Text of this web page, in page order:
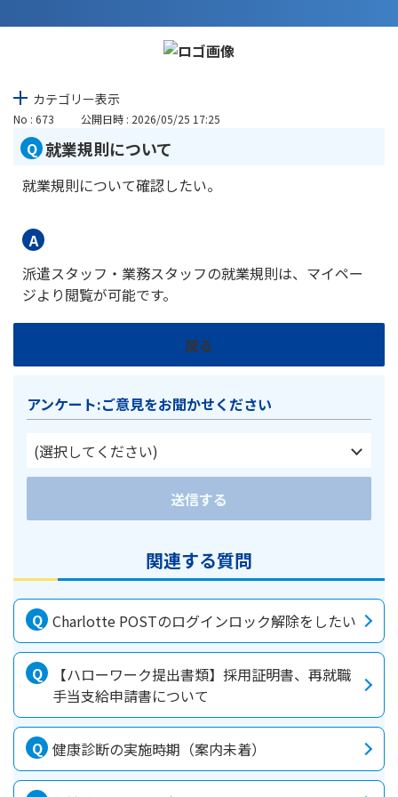
カテゴリー表示
No : 673 公開日時 : 2026/05/25 17:25
就業規則について
就業規則について確認したい。
派遣スタッフ・業務スタッフの就業規則は、マイペー
ジより閲覧が可能です。
戻る
アンケート:ご意見をお聞かせください
(選択してください)
送信する
関連する質問
Charlotte POSTのログインロック解除をしたい
【ハローワーク提出書類】採用証明書、再就職
手当支給申請書について
健康診断の実施時期（案内未着）